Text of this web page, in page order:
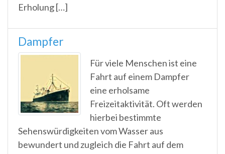
Erholung […]
Dampfer
Für viele Menschen ist eine
Fahrt auf einem Dampfer
eine erholsame
Freizeitaktivität. Oft werden
hierbei bestimmte
Sehenswürdigkeiten vom Wasser aus
bewundert und zugleich die Fahrt auf dem